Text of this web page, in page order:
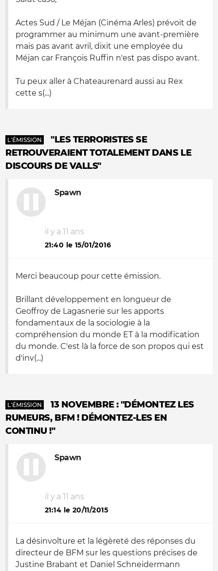
Actes Sud / Le Méjan (Cinéma Arles) prévoit de
programmer au minimum une avant-première
mais pas avant avril, dixit une employée du
Méjan car François Ruffin n'est pas dispo avant.
Tu peux aller à Chateaurenard aussi au Rex
cette s(...)
L'ÉMISSION
"LES TERRORISTES SE
RETROUVERAIENT TOTALEMENT DANS LE
DISCOURS DE VALLS"
Spawn
il y a 11 ans
21:40 le 15/01/2016
Merci beaucoup pour cette émission.
Brillant développement en longueur de
Geoffroy de Lagasnerie sur les apports
fondamentaux de la sociologie à la
compréhension du monde ET à la modification
du monde. C'est là la force de son propos qui est
d'inv(...)
L'ÉMISSION
13 NOVEMBRE : "DÉMONTEZ LES
RUMEURS, BFM ! DÉMONTEZ-LES EN
CONTINU !"
Spawn
il y a 11 ans
21:14 le 20/11/2015
La désinvolture et la légèreté des réponses du
directeur de BFM sur les questions précises de
Justine Brabant et Daniel Schneidermann